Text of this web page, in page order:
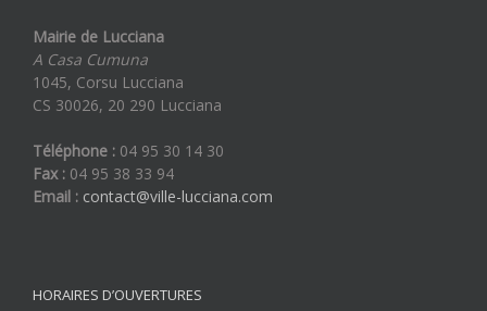
Mairie de Lucciana
A Casa Cumuna
1045, Corsu Lucciana
CS 30026, 20 290 Lucciana
Téléphone : 04 95 30 14 30
Fax : 04 95 38 33 94
Email : contact@ville-lucciana.com
HORAIRES D’OUVERTURES